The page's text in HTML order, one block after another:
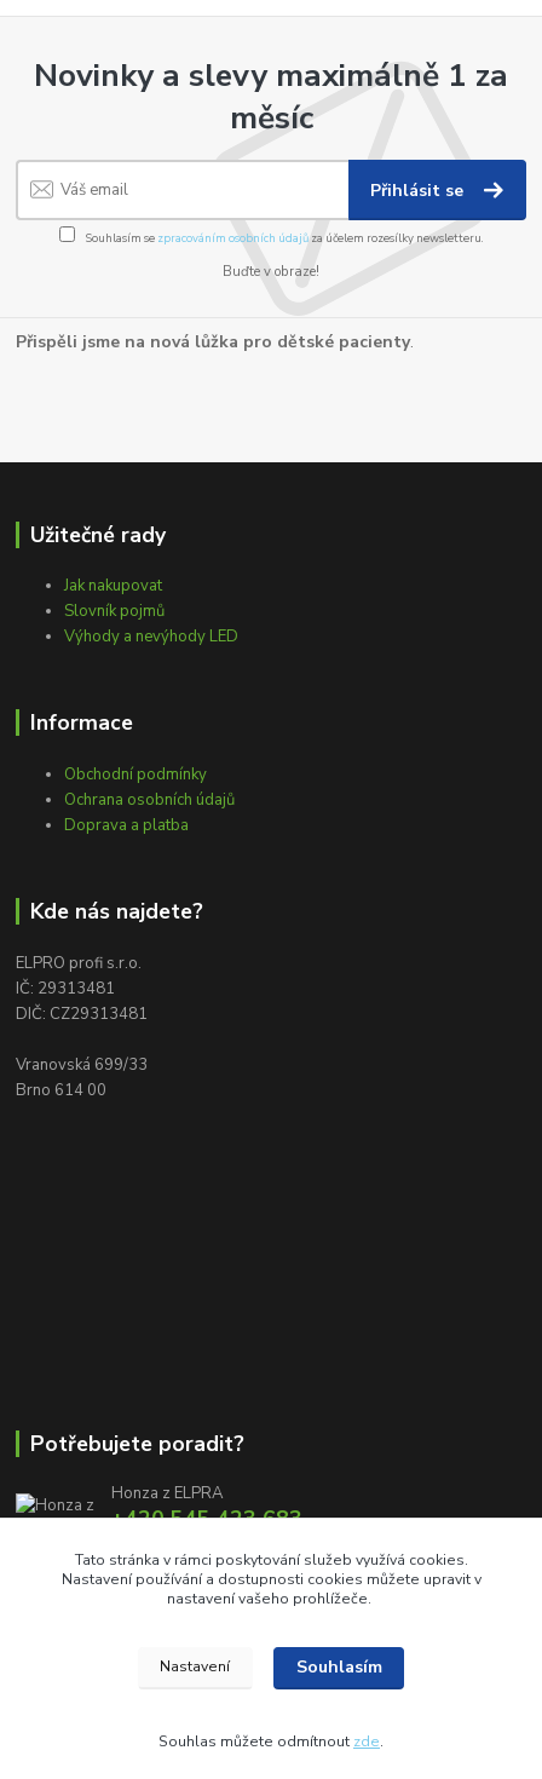
Novinky a slevy maximálně 1 za
měsíc
Přihlásit se
Souhlasím se zpracováním osobních údajůza účelem rozesílky newsletteru.
Buďte v obraze!
Přispěli jsme na nová lůžka pro dětské pacienty.
Užitečné rady
Jak nakupovat
Slovník pojmů
Výhody a nevýhody LED
Informace
Obchodní podmínky
Ochrana osobních údajů
Doprava a platba
Kde nás najdete?
ELPRO profi s.r.o.
IČ: 29313481
DIČ: CZ29313481
Vranovská 699/33
Brno 614 00
Potřebujete poradit?
Honza z ELPRA
+420 545 423 683
info@elproprofi.cz
Tato stránka v rámci poskytování služeb využívá cookies.
Nastavení používání a dostupnosti cookies můžete upravit v
nastavení vašeho prohlížeče.
Nastavení Souhlasím
Souhlas můžete odmítnout zde.